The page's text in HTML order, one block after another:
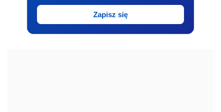
Zapisz się